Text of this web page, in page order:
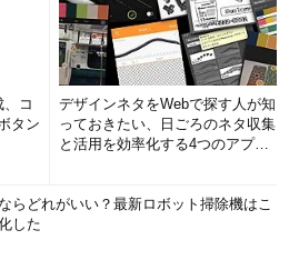
コ
タン
デザインネタをWebで探す人が知
っておきたい、日ごろのネタ収集
と活用を効率化する4つのアプリ
らどれがいい？最新ロボット掃除機はこ
した